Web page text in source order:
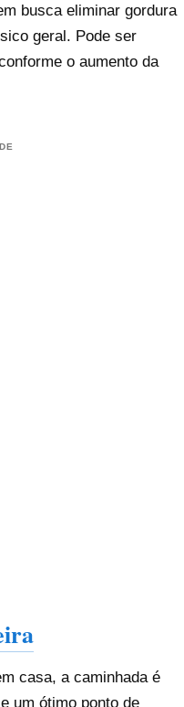
busca eliminar gordura
geral. Pode ser
o aumento da
casa, a caminhada é
um ótimo ponto de